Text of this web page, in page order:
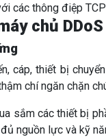
các thông điệp
chủ DDoS
cáp, thiết bị
chí ngăn chặn
sắm các thiết bị
nguồn lực và kỹ